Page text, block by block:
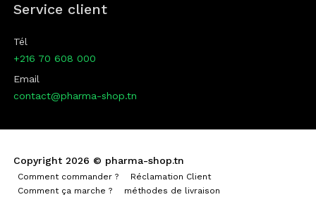
Service client
Tél
+216 70 608 000
Email
contact@pharma-shop.tn
Copyright 2026 © pharma-shop.tn
Comment commander ?
Réclamation Client
Comment ça marche ?
méthodes de livraison